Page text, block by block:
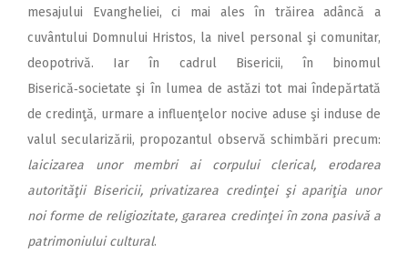
mesajului Evangheliei, ci mai ales în trăirea adâncă a
cuvântului Domnului Hristos, la nivel personal şi comunitar,
deopotrivă. Iar în cadrul Bisericii, în binomul
Biserică‑societate şi în lumea de astăzi tot mai îndepărtată
de credinţă, urmare a influenţelor nocive aduse şi induse de
valul secularizării, propozantul observă schimbări precum:
laicizarea unor membri ai corpului clerical, erodarea
autorităţii Bisericii, privatizarea credinţei şi apariţia unor
noi forme de religiozitate, gararea credinţei în zona pasivă a
patrimoniului cultural.